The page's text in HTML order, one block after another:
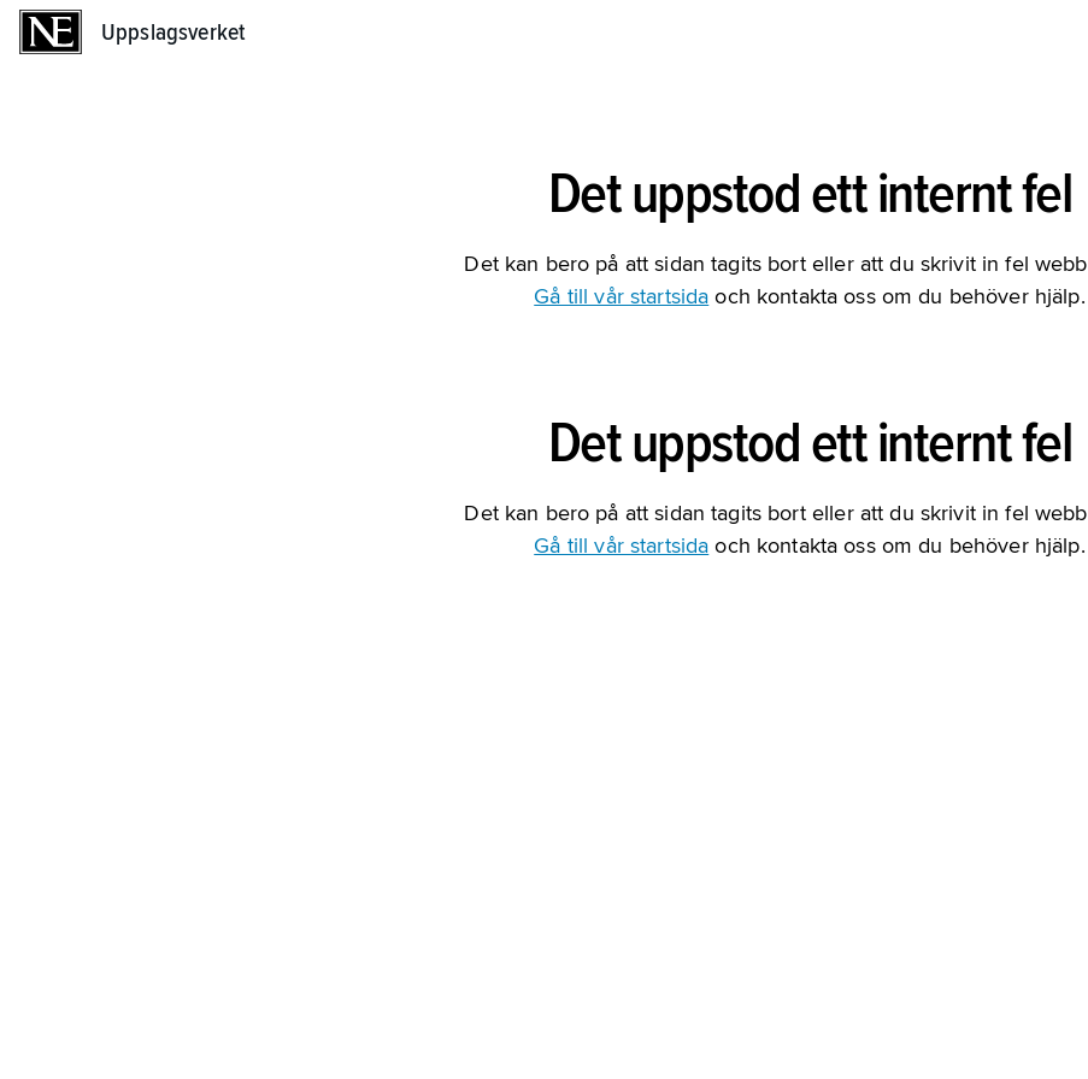
Uppslagsverket
Det uppstod ett internt fel
Det kan bero på att sidan tagits bort eller att du skrivit in fel
Gå till vår startsida och kontakta oss om du behöver hjälp.
Det uppstod ett internt fel
Det kan bero på att sidan tagits bort eller att du skrivit in fel
Gå till vår startsida och kontakta oss om du behöver hjälp.